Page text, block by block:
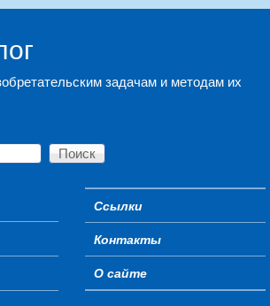
задачам и методам их
Secondary menu
Ссылки
Контакты
О сайте